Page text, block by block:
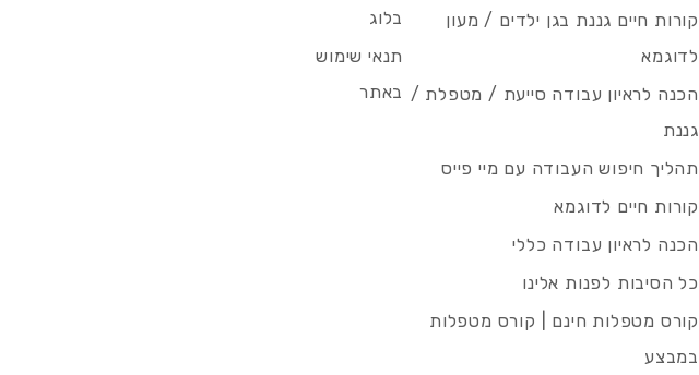
קורות חיים גננת בגן ילדים / מעון
לדוגמא
הכנה לראיון עבודה סייעת / מטפלת /
גננת
תהליך חיפוש העבודה עם מיי פייס
קורות חיים לדוגמא
הכנה לראיון עבודה כללי
כל הסיבות לפנות אלינו
קורס מטפלות חינם | קורס מטפלות
במבצע
בלוג
תנאי שימוש
באתר